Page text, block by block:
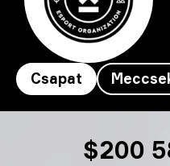
Csapat
$200